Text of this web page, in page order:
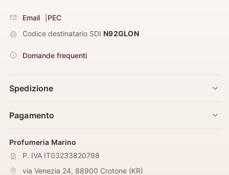
Email
PEC
Codice destinatario SDI N92GLON
Domande frequenti
Spedizione
Pagamento
Profumeria Marino
P. IVA IT03233820798
via Venezia 24, 88900 Crotone (KR)